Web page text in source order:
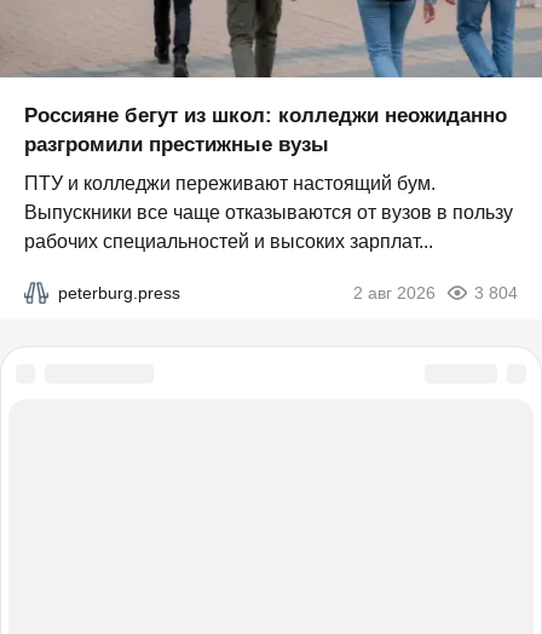
Россияне бегут из школ: колледжи неожиданно
разгромили престижные вузы
ПТУ и колледжи переживают настоящий бум.
Выпускники все чаще отказываются от вузов в пользу
рабочих специальностей и высоких зарплат...
peterburg.press 2 авг 2026 3 804